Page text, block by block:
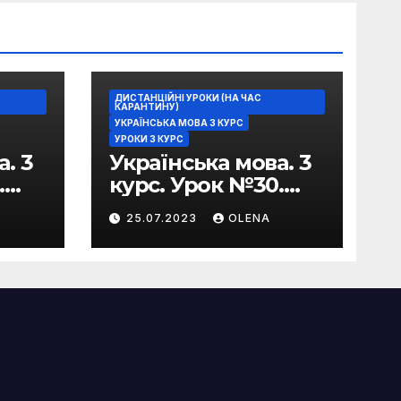
3
ДИСТАНЦІЙНІ УРОКИ (НА ЧАС
КАРАНТИНУ)
УКРАЇНСЬКА МОВА 3 КУРС
УРОКИ 3 КУРС
Українська мова. 3
курс. Урок №30.
Практична
риторика. Оцінюва
льні жанри.
25.07.2023 OLENA